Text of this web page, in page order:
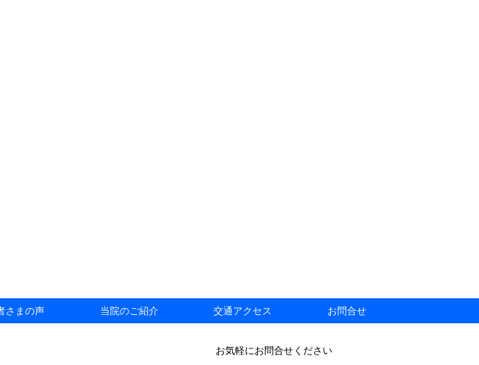
さまの声 当院のご紹介 交通アクセス お問合せ
お気軽にお問合せください